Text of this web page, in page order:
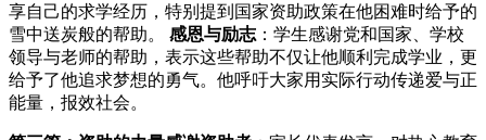
享自己的求学经历，特别提到国家资助政策在他困难时给予的
雪中送炭般的帮助。 感恩与励志 ：学生感谢党和国家、学校
领导与老师的帮助，表示这些帮助不仅让他顺利完成学业，更
给予了他追求梦想的勇气。他呼吁大家用实际行动传递爱与正
能量，报效社会。